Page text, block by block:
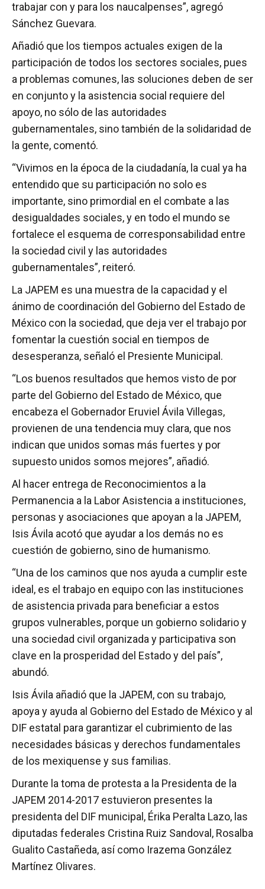
trabajar con y para los naucalpenses”, agregó
Sánchez Guevara.
Añadió que los tiempos actuales exigen de la
participación de todos los sectores sociales, pues
a problemas comunes, las soluciones deben de ser
en conjunto y la asistencia social requiere del
apoyo, no sólo de las autoridades
gubernamentales, sino también de la solidaridad de
la gente, comentó.
“Vivimos en la época de la ciudadanía, la cual ya ha
entendido que su participación no solo es
importante, sino primordial en el combate a las
desigualdades sociales, y en todo el mundo se
fortalece el esquema de corresponsabilidad entre
la sociedad civil y las autoridades
gubernamentales”, reiteró.
La JAPEM es una muestra de la capacidad y el
ánimo de coordinación del Gobierno del Estado de
México con la sociedad, que deja ver el trabajo por
fomentar la cuestión social en tiempos de
desesperanza, señaló el Presiente Municipal.
“Los buenos resultados que hemos visto de por
parte del Gobierno del Estado de México, que
encabeza el Gobernador Eruviel Ávila Villegas,
provienen de una tendencia muy clara, que nos
indican que unidos somas más fuertes y por
supuesto unidos somos mejores”, añadió.
Al hacer entrega de Reconocimientos a la
Permanencia a la Labor Asistencia a instituciones,
personas y asociaciones que apoyan a la JAPEM,
Isis Ávila acotó que ayudar a los demás no es
cuestión de gobierno, sino de humanismo.
“Una de los caminos que nos ayuda a cumplir este
ideal, es el trabajo en equipo con las instituciones
de asistencia privada para beneficiar a estos
grupos vulnerables, porque un gobierno solidario y
una sociedad civil organizada y participativa son
clave en la prosperidad del Estado y del país”,
abundó.
Isis Ávila añadió que la JAPEM, con su trabajo,
apoya y ayuda al Gobierno del Estado de México y al
DIF estatal para garantizar el cubrimiento de las
necesidades básicas y derechos fundamentales
de los mexiquense y sus familias.
Durante la toma de protesta a la Presidenta de la
JAPEM 2014-2017 estuvieron presentes la
presidenta del DIF municipal, Érika Peralta Lazo, las
diputadas federales Cristina Ruiz Sandoval, Rosalba
Gualito Castañeda, así como Irazema González
Martínez Olivares.